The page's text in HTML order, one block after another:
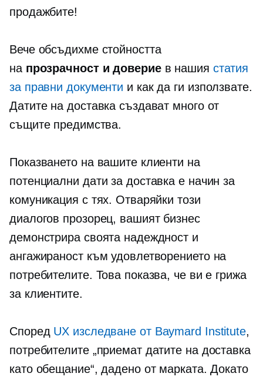
продажбите!
Вече обсъдихме стойността
на прозрачност и довериев нашия статия
за правни документи и как да ги използвате.
Датите на доставка създават много от
същите предимства.
Показването на вашите клиенти на
потенциални дати за доставка е начин за
комуникация с тях. Отваряйки този
диалогов прозорец, вашият бизнес
демонстрира своята надеждност и
ангажираност към удовлетворението на
потребителите. Това показва, че ви е грижа
за клиентите.
Според UX изследване от Baymard Institute,
потребителите „приемат датите на доставка
като обещание“, дадено от марката. Докато